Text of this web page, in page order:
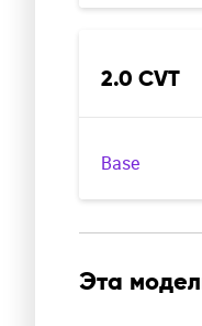
2.0 CVT
Base
Эта